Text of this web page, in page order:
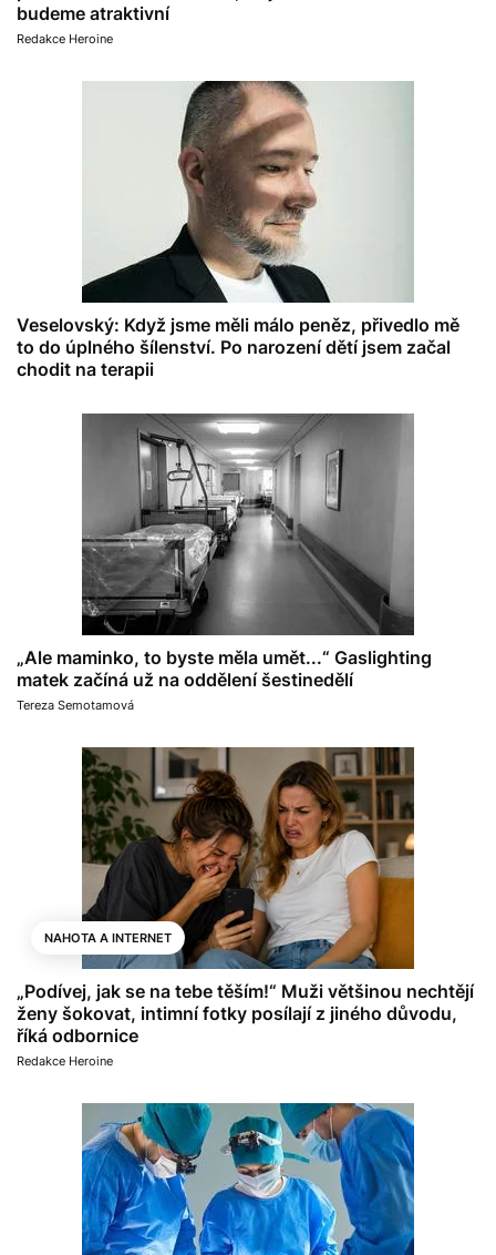
budeme atraktivní
Redakce Heroine
Veselovský: Když jsme měli málo peněz, přivedlo mě
to do úplného šílenství. Po narození dětí jsem začal
chodit na terapii
„Ale maminko, to byste měla umět...“ Gaslighting
matek začíná už na oddělení šestinedělí
Tereza Semotamová
NAHOTA A INTERNET
„Podívej, jak se na tebe těším!“ Muži většinou nechtějí
ženy šokovat, intimní fotky posílají z jiného důvodu,
říká odbornice
Redakce Heroine